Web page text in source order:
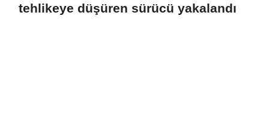
tehlikeye düşüren sürücü yakalandı